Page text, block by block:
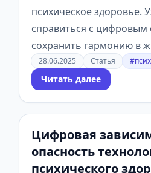
психическое здоровье.
справиться с цифровым
сохранить гармонию в
28.06.2025 Статья
Читать далее
Цифровая
опасность
психического